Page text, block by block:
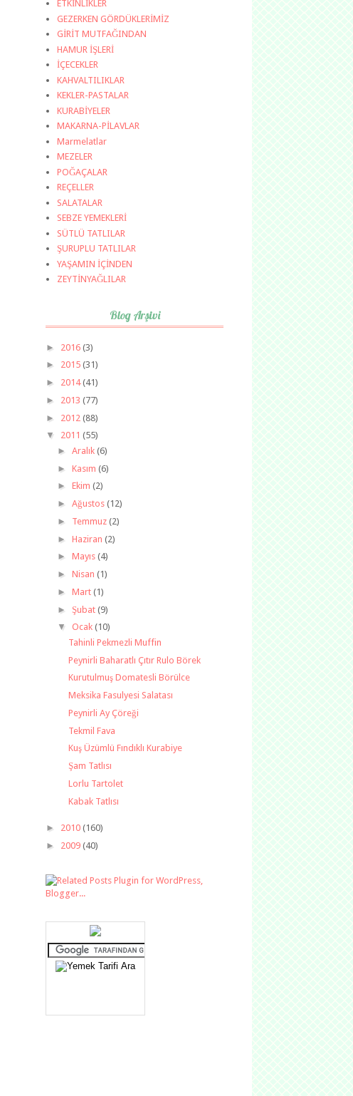
ETKİNLİKLER
GEZERKEN GÖRDÜKLERİMİZ
GİRİT MUTFAĞINDAN
HAMUR İŞLERİ
İÇECEKLER
KAHVALTILIKLAR
KEKLER-PASTALAR
KURABİYELER
MAKARNA-PİLAVLAR
Marmelatlar
MEZELER
POĞAÇALAR
REÇELLER
SALATALAR
SEBZE YEMEKLERİ
SÜTLÜ TATLILAR
ŞURUPLU TATLILAR
YAŞAMIN İÇİNDEN
ZEYTİNYAĞLILAR
Blog Arşivi
► 2016 (3)
► 2015 (31)
► 2014(41)
► 2013 (77)
► 2012 (88)
▼ 2011 (55)
► Aralık (6)
► Kasım (6)
► Ekim (2)
► Ağustos (12)
► Temmuz (2)
► Haziran (2)
► Mayıs (4)
► Nisan (1)
► Mart (1)
► Şubat (9)
▼ Ocak (10)
Tahinli Pekmezli Muffin
Peynirli Baharatlı Çıtır Rulo Börek
Kurutulmuş Domatesli Börülce
Meksika Fasulyesi Salatası
Peynirli Ay Çöreği
Tekmil Fava
Kuş Üzümlü Fındıklı Kurabiye
Şam Tatlısı
Lorlu Tartolet
Kabak Tatlısı
► 2010 (160)
► 2009 (40)